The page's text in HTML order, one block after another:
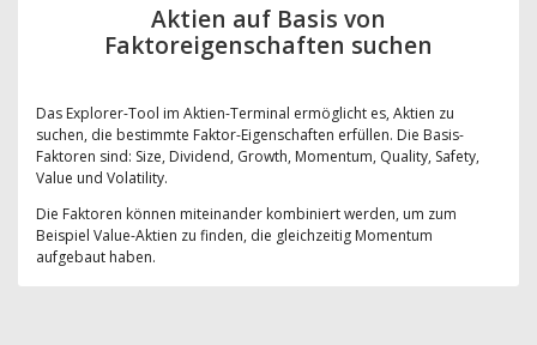
Aktien auf Basis von
Faktoreigenschaften suchen
Das Explorer-Tool im Aktien-Terminal ermöglicht es, Aktien zu
suchen, die bestimmte Faktor-Eigenschaften erfüllen. Die Basis-
Faktoren sind: Size, Dividend, Growth, Momentum, Quality, Safety,
Value und Volatility.
Die Faktoren können miteinander kombiniert werden, um zum
Beispiel Value-Aktien zu finden, die gleichzeitig Momentum
aufgebaut haben.